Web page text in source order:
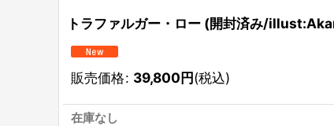
トラファルガー・ロー (開封済み/
販売価格: 39,800円(税込)
在庫なし